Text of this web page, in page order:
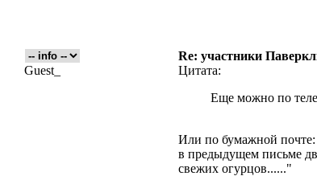
Re: участники
Guest_
Цитата:
Еще можно по
Или по бумажной почте:
в предыдущем письме
свежих огурцов......"